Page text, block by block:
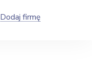
Dodaj firmę